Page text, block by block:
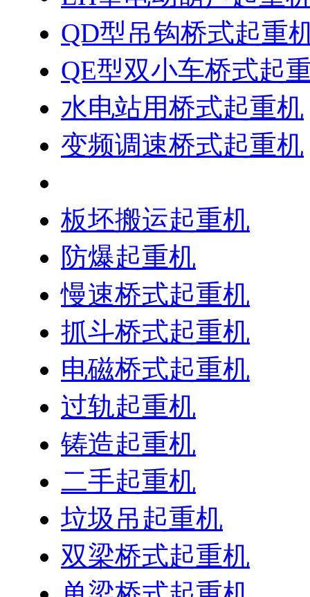
QD型吊钩桥式起重
QE型双小车桥式起
水电站用桥式起重机
变频调速桥式起重机
板坯搬运起重机
防爆起重机
慢速桥式起重机
抓斗桥式起重机
电磁桥式起重机
过轨起重机
铸造起重机
二手起重机
垃圾吊起重机
双梁桥式起重机